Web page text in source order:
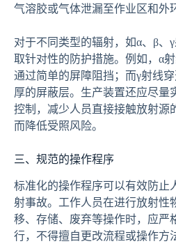
气溶胶或气体泄漏至作业区和外
对于不同类型的辐射，如α、β、
取针对性的防护措施。例如，α
通过简单的屏障阻挡；而γ射线
厚的屏蔽层。生产装置还应尽量
控制，减少人员直接接触放射源
而降低受照风险。
三、规范的操作程序
标准化的操作程序可以有效防止
射事故。工作人员在进行放射性
移、存储、废弃等操作时，应严
行，不得擅自更改流程或操作方